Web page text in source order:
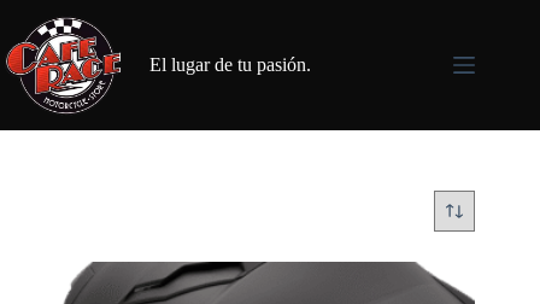
contenido
El lugar de tu pasión.